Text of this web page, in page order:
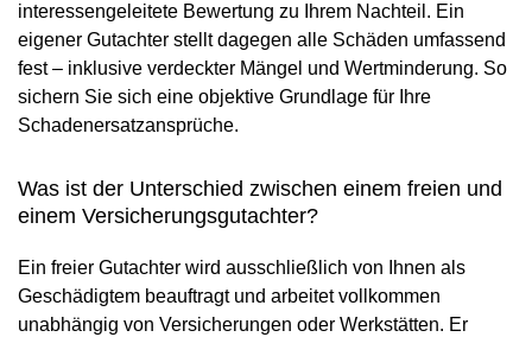
interessengeleitete Bewertung zu Ihrem Nachteil. Ein
eigener Gutachter stellt dagegen alle Schäden umfassend
fest – inklusive verdeckter Mängel und Wertminderung. So
sichern Sie sich eine objektive Grundlage für Ihre
Schadenersatzansprüche.
Was ist der Unterschied zwischen einem freien und
einem Versicherungsgutachter?
Ein freier Gutachter wird ausschließlich von Ihnen als
Geschädigtem beauftragt und arbeitet vollkommen
unabhängig von Versicherungen oder Werkstätten. Er